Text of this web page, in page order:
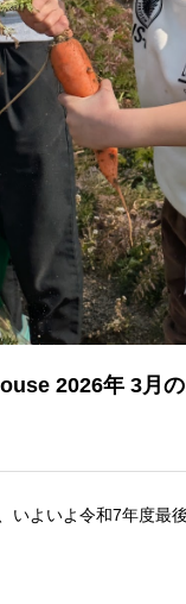
2026年 3月
いよいよ令和7年度最